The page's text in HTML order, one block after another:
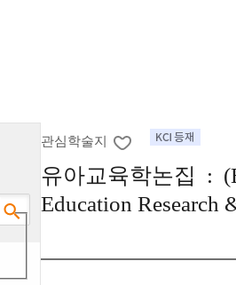
관심학술지
유아교육학논집 :
Education Research